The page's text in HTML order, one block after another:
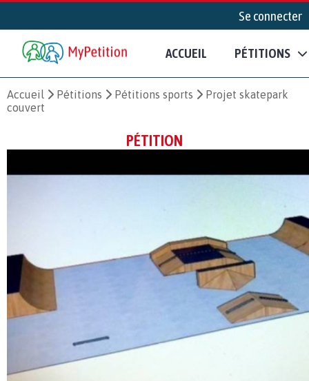
Se connecter
ACCUEIL PÉTITIONS
Accueil Pétitions Pétitions sports
Projet skatepark
couvert
PÉTITION